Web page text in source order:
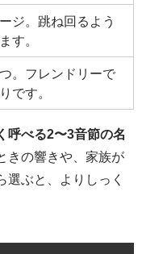
ジ。跳ね回るよう
す。
。フレンドリーで
です。
呼べる2〜3音節の名
きの響きや、家族が
選ぶと、よりしっく